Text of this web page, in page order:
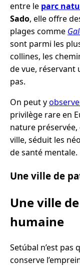
entre le parc
Sado, elle offre
plages comme
sont parmi les
collines, les
de vue, réservant
pas.
On peut y
privilège rare en
nature
ville, séduit les
de santé mentale.
Une ville de
Une ville
humaine
Setúbal n’est pas
conserve